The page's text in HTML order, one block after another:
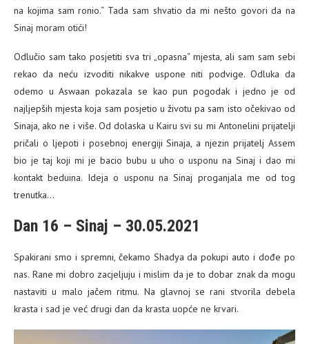
na kojima sam ronio.“ Tada sam shvatio da mi nešto govori da na
Sinaj moram otići!
Odlučio sam tako posjetiti sva tri „opasna“ mjesta, ali sam sam sebi
rekao da neću izvoditi nikakve uspone niti podvige. Odluka da
odemo u Aswaan pokazala se kao pun pogodak i jedno je od
najljepših mjesta koja sam posjetio u životu pa sam isto očekivao od
Sinaja, ako ne i više. Od dolaska u Kairu svi su mi Antonelini prijatelji
pričali o ljepoti i posebnoj energiji Sinaja, a njezin prijatelj Assem
bio je taj koji mi je bacio bubu u uho o usponu na Sinaj i dao mi
kontakt beduina. Ideja o usponu na Sinaj proganjala me od tog
trenutka…
Dan 16 – Sinaj – 30.05.2021
Spakirani smo i spremni, čekamo Shadya da pokupi auto i dođe po
nas. Rane mi dobro zacjeljuju i mislim da je to dobar znak da mogu
nastaviti u malo jačem ritmu. Na glavnoj se rani stvorila debela
krasta i sad je već drugi dan da krasta uopće ne krvari.